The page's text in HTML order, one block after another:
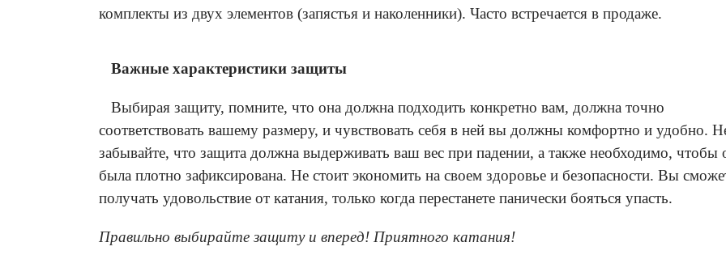
комплекты из двух элементов (запястья и наколенники). Часто встречается в продаже.
Важные характеристики защиты
Выбирая защиту, помните, что она должна подходить конкретно вам, должна точно
соответствовать вашему размеру, и чувствовать себя в ней вы должны комфортно и удобно.
забывайте, что защита должна выдерживать ваш вес при падении, а также необходимо, чтобы
была плотно зафиксирована. Не стоит экономить на своем здоровье и безопасности. Вы
получать удовольствие от катания, только когда перестанете панически бояться упасть.
Правильно выбирайте защиту и вперед! Приятного катания!